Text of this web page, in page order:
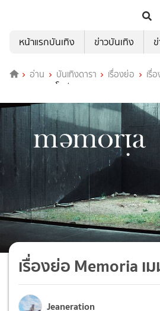
หน้าแรกบันเทิง
ข่าวบันเทิง
อ่าน บันเทิงดารา เรื่องย่อ เรื่
Memoria เมมโมเรีย
เรื่องย่อ Memoria เม
Jeaneration